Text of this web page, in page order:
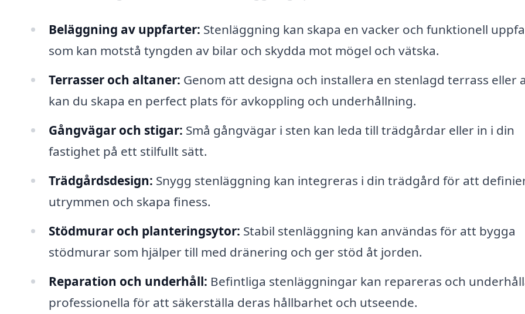
Beläggning av uppfarter: Stenläggning kan skapa en vacker och funktionell
som kan motstå tyngden av bilar och skydda mot mögel och vätska.
Terrasser och altaner: Genom att designa och installera en stenlagd terrass eller
kan du skapa en perfect plats för avkoppling och underhållning.
Gångvägar och stigar: Små gångvägar i sten kan leda till trädgårdar eller in i din
fastighet på ett stilfullt sätt.
Trädgårdsdesign: Snygg stenläggning kan integreras i din trädgård för att
utrymmen och skapa finess.
Stödmurar och planteringsytor: Stabil stenläggning kan användas för att bygga
stödmurar som hjälper till med dränering och ger stöd åt jorden.
Reparation och underhåll: Befintliga stenläggningar kan repareras och
professionella för att säkerställa deras hållbarhet och utseende.